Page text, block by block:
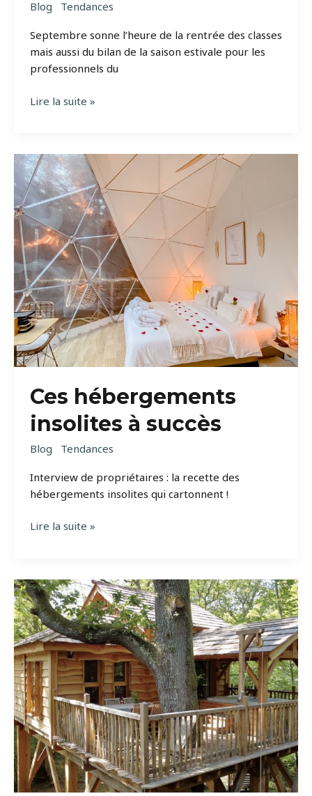
Blog Tendances
Septembre sonne l’heure de la rentrée des classes
mais aussi du bilan de la saison estivale pour les
professionnels du
Bilan
estivale
2022
pour
l’hébergement
insolite
Lire la suite »
Ces hébergements
insolites à succès
Blog Tendances
Interview de propriétaires : la recette des
hébergements insolites qui cartonnent !
Ces
succès
Lire la suite »